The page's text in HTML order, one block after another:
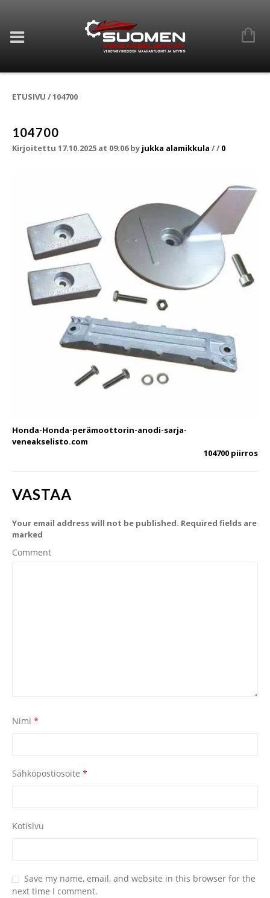
ETUSIVU /104700
104700
Kirjoitettu 17.10.2025 at 09:06by jukka alamikkula // 0
Honda-Honda-perämoottorin-anodi-sarja-
veneakselisto.com
104700 piirros
VASTAA
Your email address will not be published. Required fields are
marked
Comment
Nimi *
Sähköpostiosoite *
Kotisivu
Save my name, email, and website in this browser for the
next time I comment.